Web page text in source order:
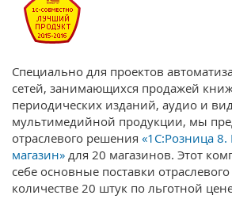
Специально для проектов
сетей, занимающихся продажей
периодических изданий, аудио и
мультимедийной продукции, мы
отраслевого решения «1С:Розница
магазин» для 20 магазинов. Этот
себе основные поставки
количестве 20 штук по льготной